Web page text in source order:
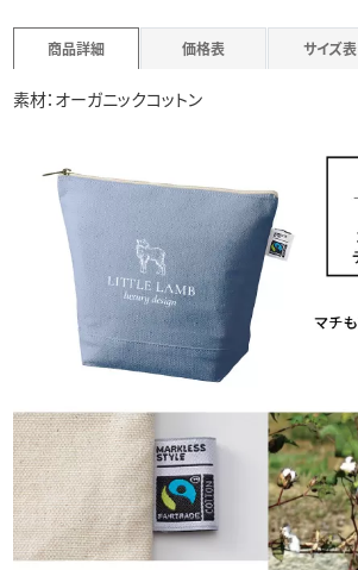
商品詳細 価格表 サイズ表
素材：オーガニックコットン